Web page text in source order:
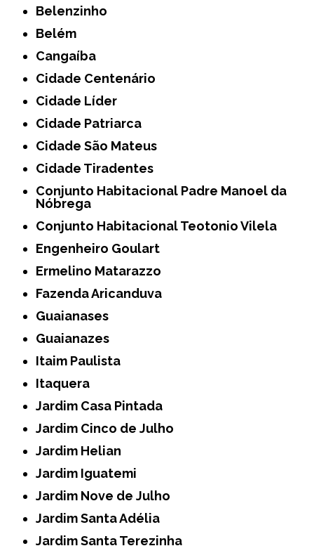
Belenzinho
Belém
Cangaíba
Cidade Centenário
Cidade Líder
Cidade Patriarca
Cidade São Mateus
Cidade Tiradentes
Conjunto Habitacional Padre Manoel da
Nóbrega
Conjunto Habitacional Teotonio Vilela
Engenheiro Goulart
Ermelino Matarazzo
Fazenda Aricanduva
Guaianases
Guaianazes
Itaim Paulista
Itaquera
Jardim Casa Pintada
Jardim Cinco de Julho
Jardim Helian
Jardim Iguatemi
Jardim Nove de Julho
Jardim Santa Adélia
Jardim Santa Terezinha